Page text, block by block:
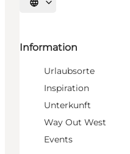
Sprache auswählen
Information
Urlaubsorte
Inspiration
Unterkunft
Way Out West
Events